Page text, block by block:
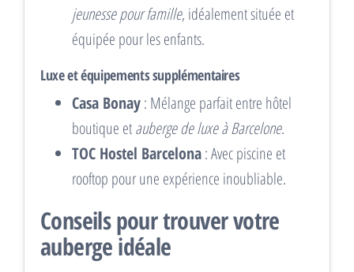
jeunesse pour famille, idéalement située et
équipée pour les enfants.
Luxe et équipements supplémentaires
Casa Bonay: Mélange parfait entre hôtel
boutique etauberge de luxe à Barcelone.
TOC Hostel Barcelona: Avec piscine et
rooftop pour une expérience inoubliable.
Conseils pour trouver votre
auberge idéale